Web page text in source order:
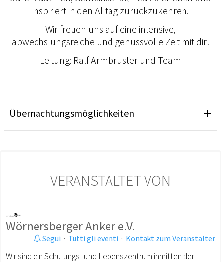
inspiriert in den Alltag zurückzukehren.
Wir freuen uns auf eine intensive,
abwechslungsreiche und genussvolle Zeit mit dir!
Leitung: Ralf Armbruster und Team
Übernachtungsmöglichkeiten
VERANSTALTET VON
Wörnersberger Anker e.V.
Segui · Tutti gli eventi · Kontakt zum Veranstalter
Wir sind ein Schulungs- und Lebenszentrum inmitten der